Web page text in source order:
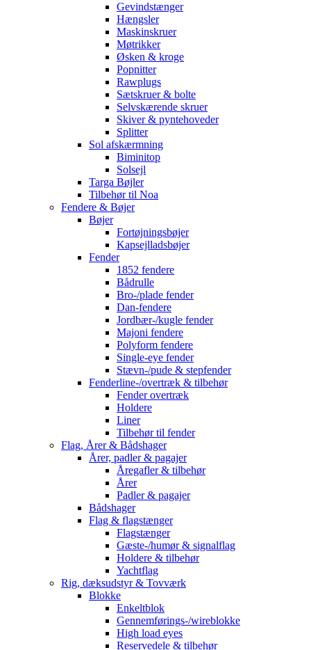
Gevindstænger
Hængsler
Maskinskruer
Møtrikker
Øsken & kroge
Popnitter
Rawplugs
Sætskruer & bolte
Selvskærende skruer
Skiver & pyntehoveder
Splitter
Sol afskærmning
Biminitop
Solsejl
Targa Bøjler
Tilbehør til Noa
Fendere & Bøjer
Bøjer
Fortøjningsbøjer
Kapsejlladsbøjer
Fender
1852 fendere
Bådrulle
Bro-/plade fender
Dan-fendere
Jordbær-/kugle fender
Majoni fendere
Polyform fendere
Single-eye fender
Stævn-/pude & stepfender
Fenderline-/overtræk & tilbehør
Fender overtræk
Holdere
Liner
Tilbehør til fender
Flag, Årer & Bådshager
Årer, padler & pagajer
Åregafler & tilbehør
Årer
Padler & pagajer
Bådshager
Flag & flagstænger
Flagstænger
Gæste-/humør & signalflag
Holdere & tilbehør
Yachtflag
Rig, dæksudstyr & Tovværk
Blokke
Enkeltblok
Gennemførings-/wireblokke
High load eyes
Reservedele & tilbehør